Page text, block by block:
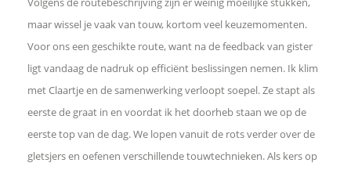
maar wissel je vaak van touw, kortom veel keuzemomenten.
Voor ons een geschikte route, want na de feedback van gister
ligt vandaag de nadruk op efficiënt beslissingen nemen. Ik klim
met Claartje en de samenwerking verloopt soepel. Ze stapt als
eerste de graat in en voordat ik het doorheb staan we op de
eerste top van de dag. We lopen vanuit de rots verder over de
gletsjers en oefenen verschillende touwtechnieken. Als kers op